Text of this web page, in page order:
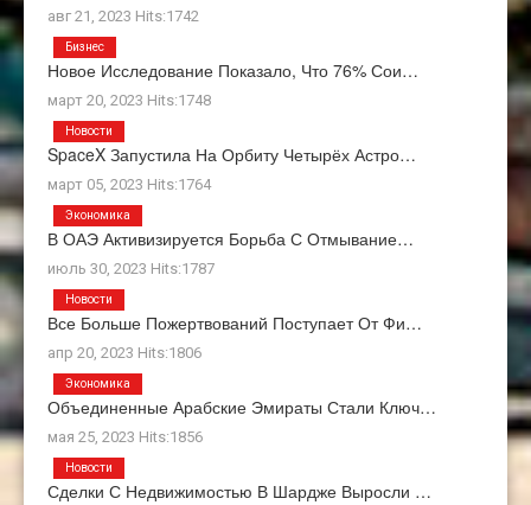
авг 21, 2023 Hits:1742
Новое Исследование Показало, Что 76% Сои…
март 20, 2023 Hits:1748
Бизнес
SpaceX Запустила На Орбиту Четырёх Астро…
март 05, 2023 Hits:1764
Новости
В ОАЭ Активизируется Борьба С Отмывание…
июль 30, 2023 Hits:1787
Экономика
Все Больше Пожертвований Поступает От Фи…
апр 20, 2023 Hits:1806
Новости
Объединенные Арабские Эмираты Стали Ключ…
мая 25, 2023 Hits:1856
Экономика
Сделки С Недвижимостью В Шардже Выросли …
Новости